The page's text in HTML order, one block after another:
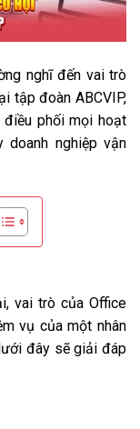
nghĩ đến vai trò
tập đoàn ABCVIP,
điều phối mọi hoạt
doanh nghiệp vận
vai trò của Office
vụ của một nhân
đây sẽ giải đáp